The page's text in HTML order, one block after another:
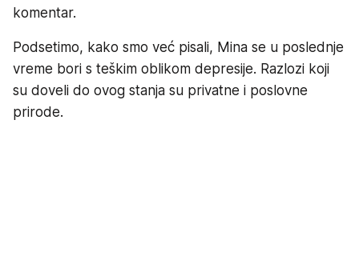
komentar.
Podsetimo, kako smo već pisali, Mina se u poslednje
vreme bori s teškim oblikom depresije. Razlozi koji
su doveli do ovog stanja su privatne i poslovne
prirode.